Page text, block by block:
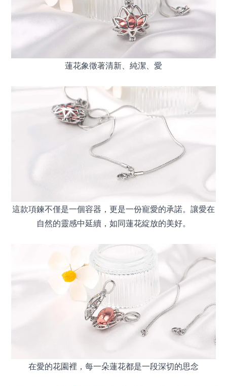
蓮花象徵著清新、純潔、愛
這款項鍊不僅是一個容器，更是一份寵愛的承諾。讓愛在
自然的靈感中延續，如同蓮花綻放的美好。
在愛的花園裡，每一朵蓮花都是一段深切的思念